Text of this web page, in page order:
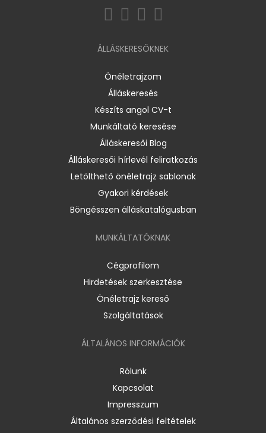
ÁLLÁSKERESŐKNEK
Önéletrajzom
Álláskeresés
Készíts angol CV-t
Munkáltató keresése
Álláskeresői Blog
Álláskeresői hírlevél feliratkozás
Letölthető önéletrajz sablonok
Gyakori kérdések
Böngésszen álláskatalógusban
MUNKÁLTATÓKNAK
Cégprofilom
Hirdetések szerkesztése
Önéletrajz kereső
Szolgáltatások
ÁLTALÁNOS INFORMÁCIÓK
Rólunk
Kapcsolat
Impresszum
Általános szerződési feltételek